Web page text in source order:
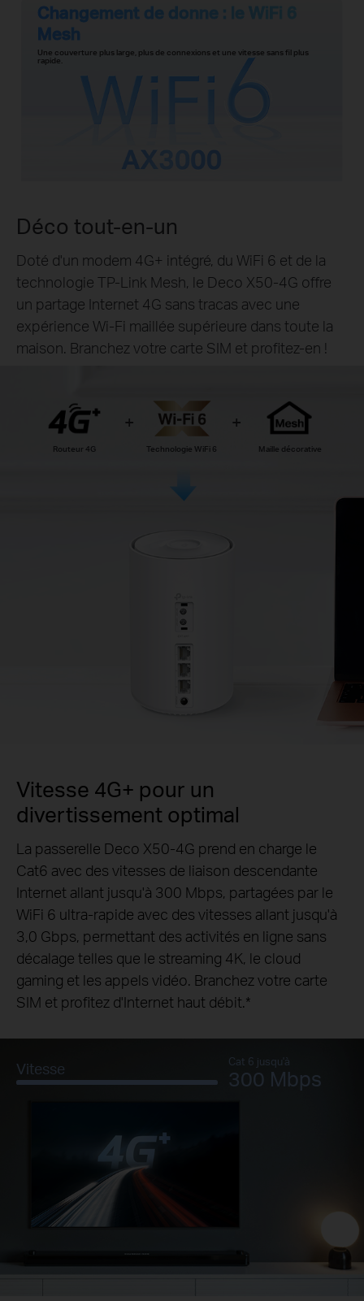
Changement de donne : le WiFi 6
Mesh
Une couverture plus large, plus de connexions et une vitesse sans fil plus
rapide.
Déco tout-en-un
Doté d'un modem 4G+ intégré, du WiFi 6 et de la
technologie TP-Link Mesh, le Deco X50-4G offre
un partage Internet 4G sans tracas avec une
expérience Wi-Fi maillée supérieure dans toute la
maison. Branchez votre carte SIM et profitez-en !
Routeur 4G Technologie WiFi 6 Maille décorative
Vitesse 4G+ pour un
divertissement optimal
La passerelle Deco X50-4G prend en charge le
Cat6 avec des vitesses de liaison descendante
Internet allant jusqu'à 300 Mbps, partagées par le
WiFi 6 ultra-rapide avec des vitesses allant jusqu'à
3,0 Gbps, permettant des activités en ligne sans
décalage telles que le streaming 4K, le cloud
gaming et les appels vidéo. Branchez votre carte
SIM et profitez d'Internet haut débit.*
Vitesse Cat 6 jusqu'à
300 Mbps